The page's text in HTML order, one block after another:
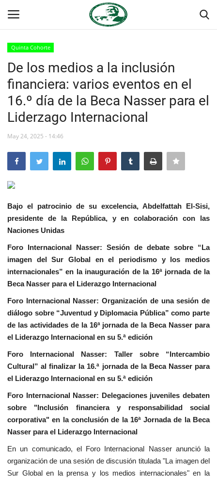
Inicio
Foro Internacional Nasser
Contacto
Egipto
Nuestro Equipo
Herencia de Jamal Abdel-Nasser
Movimiento Juvenil Nasser
Noticias
Nasser Fellowship para Leadership
Internacional
Nuestras Referencias
Líderes
Documentos
Oportunidades
vídeos
Los colaboradores
Quinta Cohorte
De los medios a la inclusión
financiera: varios eventos en el
16.º día de la Beca Nasser para el
Liderzago Internacional
May 24, 2025 - 14:46
Bajo el patrocinio de su excelencia, Abdelfattah El-Sisi,
presidente de la República, y en colaboración con las
Naciones Unidas
Foro Internacional Nasser: Sesión de debate sobre “La
imagen del Sur Global en el periodismo y los medios
internacionales” en la inauguración de la 16ª jornada de la
Beca Nasser para el Liderazgo Internacional
Foro Internacional Nasser: Organización de una sesión de
diálogo sobre “Juventud y Diplomacia Pública” como parte
de las actividades de la 16ª jornada de la Beca Nasser para
el Liderazgo Internacional en su 5.ª edición
Foro Internacional Nasser: Taller sobre “Intercambio
Cultural” al finalizar la 16.ª jornada de la Beca Nasser para
el Liderazgo Internacional en su 5.ª edición
Foro Internacional Nasser: Delegaciones juveniles debaten
sobre "Inclusión financiera y responsabilidad social
corporativa" en la conclusión de la 16ª Jornada de la Beca
Nasser para el Liderazgo Internacional
En un comunicado, el Foro Internacional Nasser anunció la
organización de una sesión de discusión titulada "La imagen del
Sur Global en la prensa y los medios internacionales" en la